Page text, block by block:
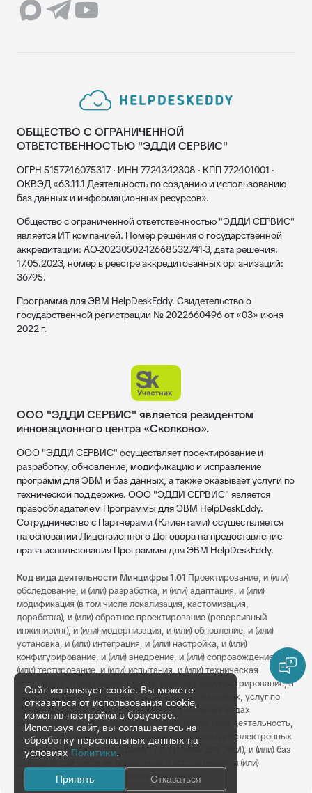
ОБЩЕСТВО С ОГРАНИЧЕННОЙ
ОТВЕТСТВЕННОСТЬЮ "ЭДДИ СЕРВИС"
ОГРН 5157746075317 · ИНН 7724342308 · КПП 772401001 ·
ОКВЭД «63.11.1 Деятельность по созданию и использованию
баз данных и информационных ресурсов».
Общество с ограниченной ответственностью "ЭДДИ СЕРВИС"
является ИТ компанией. Номер решения о государственной
аккредитации: АО-20230502-12668532741-3, дата решения:
17.05.2023, номер в реестре аккредитованных организаций:
36795.
Программа для ЭВМ HelpDeskEddy. Свидетельство о
государственной регистрации № 2022660496 от «03» июня
2022 г.
ООО "ЭДДИ СЕРВИС" является резидентом
инновационного центра «Сколково».
ООО "ЭДДИ СЕРВИС" осуществляет проектирование и
разработку, обновление, модификацию и исправление
программ для ЭВМ и баз данных, а также оказывает услуги по
технической поддержке. ООО "ЭДДИ СЕРВИС" является
правообладателем Программы для ЭВМ HelpDeskEddy.
Сотрудничество с Партнерами (Клиентами) осуществляется
на основании Лицензионного Договора на предоставление
права использования Программы для ЭВМ HelpDeskEddy.
Код вида деятельности Минцифры 1.01 Проектирование, и (или)
обследование, и (или) разработка, и (или) адаптация, и (или)
модификация (в том числе локализация, кастомизация,
доработка), и (или) обратное проектирование (реверсивный
инжиниринг), и (или) модернизация, и (или) обновление, и (или)
установка, и (или) интеграция, и (или) настройка, и (или)
конфигурирование, и (или) внедрение, и (или) сопровождение, и
(или) тестирование, и (или) испытания, и (или) техническая
поддержка, и (или) эксплуатация, включая администрирование, а
также оказание услуг (в том числе консультационных, услуг по
обучению, экспертных услуг и иных) в указанных видах
деятельности (далее - проектирование и (или) иная деятельность,
а также оказание услуг), в отношении программ для электронных
вычислительных машин (далее - программы для ЭВМ), и (или) баз
данных (в том числе их обновлений и исправлений), и (или)
визуальных пользовательских интерфейсов.
Сайт использует cookie. Вы можете
отказаться от использования cookie,
изменив настройки в браузере.
Используя сайт, вы соглашаетесь на
обработку персональных данных на
условиях Политики.
Принять Отказаться